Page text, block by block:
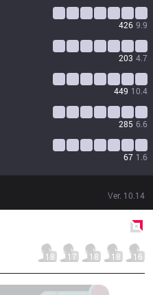
426 9.9
203 4.7
449 10.4
285 6.6
67 1.6
Ver. 10.14
18 17 18 18 16